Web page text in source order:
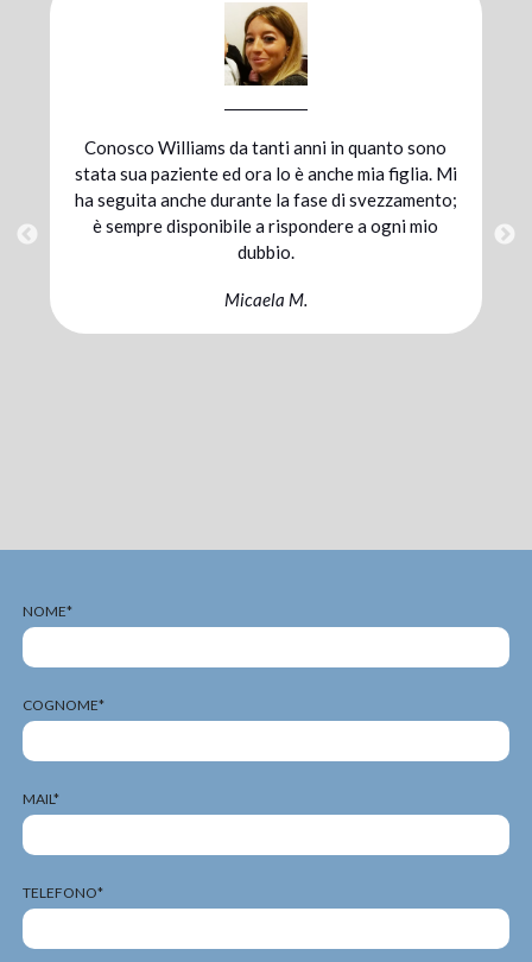
Mi sono affidata al dott. Bergomi durante la
preparazione atletica per una maratona; grazie
alla combinazione di un’alimentazione adeguata
e un’integrazione mirata ho raggiunto il mio
traguardo. Sono pienamente soddisfatta della
il mio coach.
NOME*
COGNOME*
MAIL*
TELEFONO*